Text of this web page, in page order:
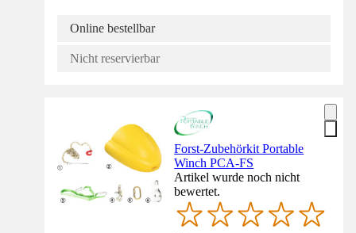
Online bestellbar
Nicht reservierbar
Forst-Zubehörkit Portable
Winch PCA-FS
Artikel wurde noch nicht
bewertet.